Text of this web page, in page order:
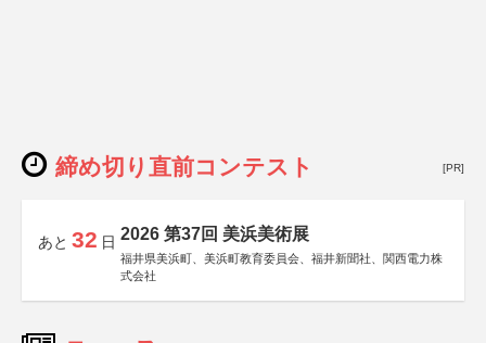
締め切り直前コンテスト [PR]
あと 32 日 2026 第37回 美浜美術展
福井県美浜町、美浜町教育委員会、福井新聞社、関西電力株
式会社